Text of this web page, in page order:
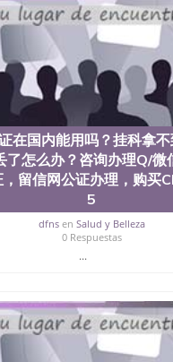
在国内能用吗？挂科拿
了怎么办？咨询办理Q/
留信网公证办理，购买
5
dfnsen Salud y Belleza
0 Respuestas
...